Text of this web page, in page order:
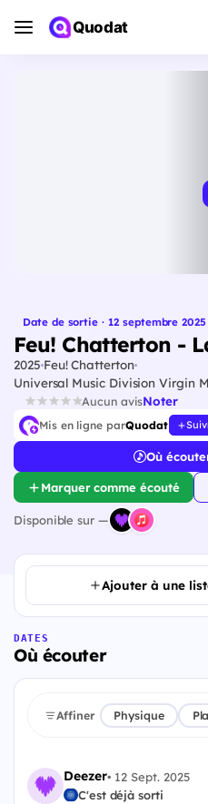
Quodat
Date de sortie · 12 septembre 2025
Feu! Chatterton -
2025 Feu! Chatterton
Universal Music Division Virgin
Aucun avisNoter
Mis en ligne parQuodat
Où
Marquer comme écouté
Disponible sur —
Ajouter à une
DATES
Où écouter
Affiner Physique
Deezer• 12 Sept. 2025
C'est déjà sorti